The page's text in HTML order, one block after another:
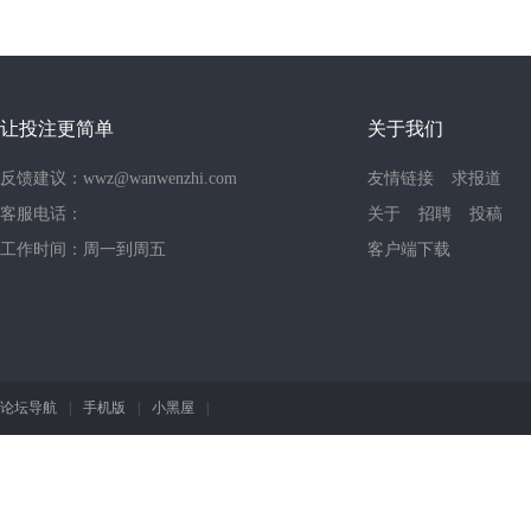
让投注更简单
反馈建议：wwz@wanwenzhi.com
客服电话：
工作时间：周一到周五
关于我们
友情链接
求报道
关于
招聘
投稿
客户端下载
论坛导航 | 手机版 | 小黑屋 |